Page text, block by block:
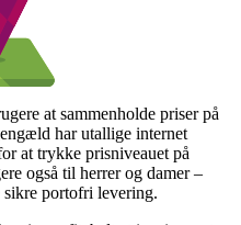
at sammenholde priser på
har utallige internet
at trykke prisniveauet på
også til herrer og damer –
sikre portofri levering.